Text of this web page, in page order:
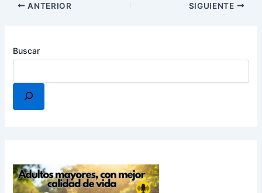
ANTERIOR SIGUIENTE
Buscar